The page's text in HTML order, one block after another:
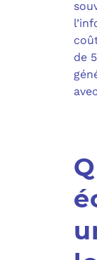
de